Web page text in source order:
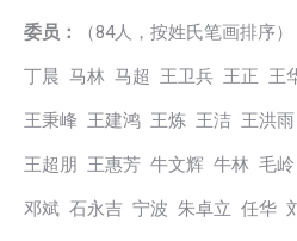
委员： （84人，按姓氏笔画排序）
丁晨 马林 马超 王卫兵 王正 王
王秉峰 王建鸿 王炼 王洁 王洪
王超朋 王惠芳 牛文辉 牛林 毛
邓斌 石永吉 宁波 朱卓立 任华